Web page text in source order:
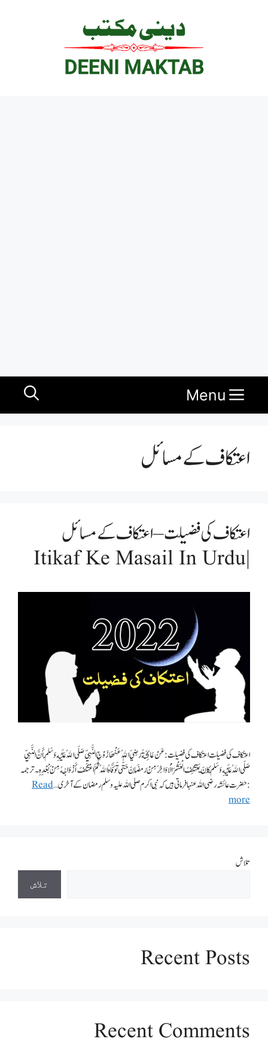
Menu
اعتکاف کے مسائل
اعتکاف کی فضیلت – اعتکاف کے مسائل
| Itikaf Ke Masail In Urdu
اعتکاف کی فضیلت اعتکاف کی فضیلت:عَنْ عَائِشَةَ رَضِيَ اللهُ عَنْهَا زَوْجِ النَّبِيِّ صَلَى اللهُ عَلَيْهِ وَسَلّمَ أَنَّ النَّبِيِّ
صَلَى اللهُ عَلَيْهِ وَسَلّمَ كَانَ يَعْتَكِفُ الْعَشْرَ الْأوَاخِرَ مِنْ رَمَضَانَ حَتّٰى تَوَفَّاهُ اللهُ ثُمَّ اعْتَكَفَ أَزْوَاجُهُ مِنْ َبْعْدِهِ۔ ترجمہ
: حضرت عائشہ رضی اللہ عنہا فرماتی ہیں کہ نبی اکرم صلی اللہ علیہ وسلم رمضان کے آخری …Read
more
تلاش
تلاش
Recent Posts
Recent Comments